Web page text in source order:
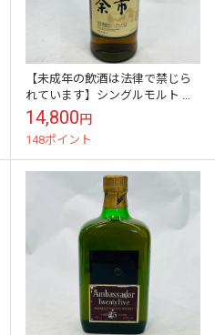
【未成年の飲酒は法律で禁じら
れています】シングルモルト 余
市 700ml ニッカウヰスキー
14,800円
148ポイント